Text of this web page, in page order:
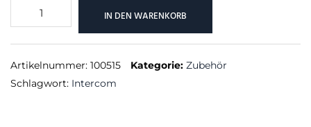
Montagerahmen
3-
fach
Silber
Menge
IN DEN WARENKORB
Artikelnummer: 100515 Kategorie: Zubehör
Schlagwort: Intercom